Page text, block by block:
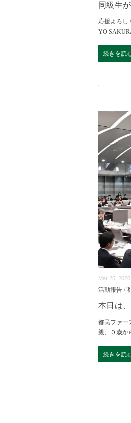
同級生
応援よろし
YO
続きを読
Mar 25, 2026
活動報告/
本日は
都民ファー
親、０歳か
続きを読